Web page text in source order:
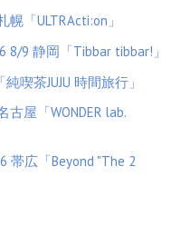
「ULTRActi:on」
8/9 静岡「Tibbar tibbar!」
喫茶JUJU 時間旅行」
古屋「WONDER lab.
帯広「Beyond "The 2